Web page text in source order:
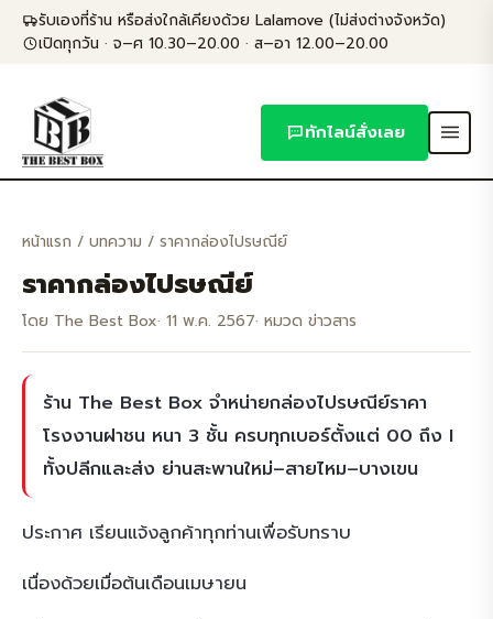
Skipรับเองที่ร้าน หรือส่งใกล้เคียงด้วย Lalamove (ไม่ส่งต่างจังหวัด)
เปิดทุกวัน · จ–ศ 10.30–20.00 · ส–อา 12.00–20.00
ทักไลน์สั่งเลย
หน้าแรก / บทความ / ราคากล่องไปรษณีย์
ราคากล่องไปรษณีย์
โดย The Best Box· 11 พ.ค. 2567· หมวด ข่าวสาร
ร้าน The Best Box จำหน่ายกล่องไปรษณีย์ราคา
โรงงานฝาชน หนา 3 ชั้น ครบทุกเบอร์ตั้งแต่ 00 ถึง I
ทั้งปลีกและส่ง ย่านสะพานใหม่–สายไหม–บางเขน
ประกาศ เรียนแจ้งลูกค้าทุกท่านเพื่อรับทราบ
เนื่องด้วยเมื่อต้นเดือนเมษายน